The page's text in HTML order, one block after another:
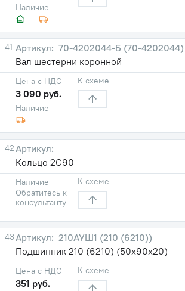
Наличие
41
70-4202044-Б (70-4202044)
Вал шестерни коронной
Наличие
Цена с НДС
3 090 руб.
К схеме
42
Кольцо 2С90
Наличие
Обратитесь к
консультанту
К схеме
43
210АУШ1 (210 (6210))
Подшипник 210 (6210) (50х90х20)
Цена с НДС
351 руб.
К схеме